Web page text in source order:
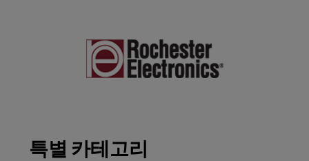
특별 카테고리